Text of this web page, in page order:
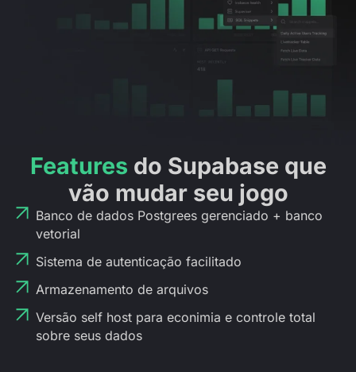
Features do Supabase que
vão mudar seu jogo
Banco de dados Postgrees gerenciado + banco
vetorial
Sistema de autenticação facilitado
Armazenamento de arquivos
Versão self host para econimia e controle total
sobre seus dados